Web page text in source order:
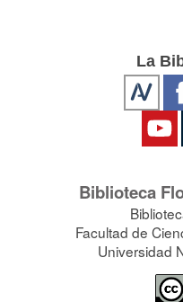
La
Biblioteca
Facultad de
Universidad